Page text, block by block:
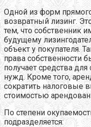
Одной из форм
возвратный лизинг.
тем, что собственник
будущему
объект у покупателя.
права собственности
получает средства
нужд. Кроме того,
сократить налоговые
стоимостью
По степени
подразделяется: